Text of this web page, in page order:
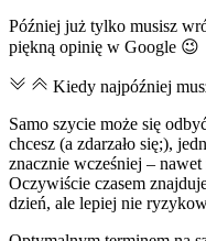
Później już tylko musisz
piękną opinię w Google 😉
Kiedy najpóźniej
Samo szycie może się
chcesz (a zdarzało się;),
znacznie wcześniej –
Oczywiście czasem
dzień, ale lepiej nie